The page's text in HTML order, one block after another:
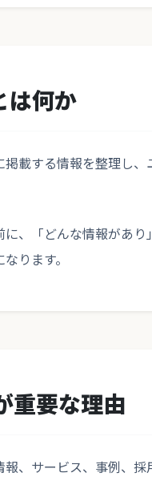
は何か
載する情報を整理し
、「どんな情報があ
ります。
重要な理由
、サービス、事例、採